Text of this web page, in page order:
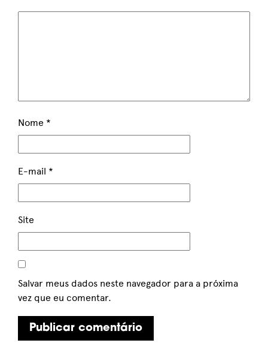
Nome *
E-mail *
Site
Salvar meus dados neste navegador para a próxima
vez que eu comentar.